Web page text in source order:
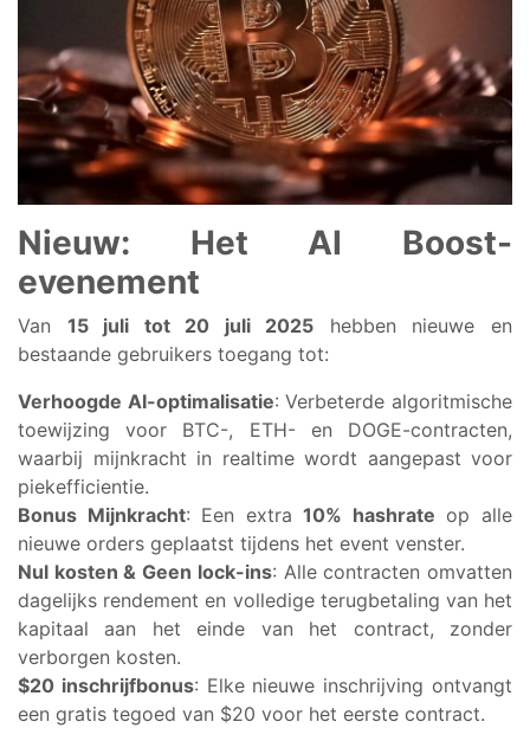
Nieuw: Het AI Boost-
evenement
Van 15 juli tot 20 juli 2025 hebben nieuwe en
bestaande gebruikers toegang tot:
Verhoogde AI-optimalisatie: Verbeterde algoritmische
toewijzing voor BTC-, ETH- en DOGE-contracten,
waarbij mijnkracht in realtime wordt aangepast voor
piekefficientie.
Bonus Mijnkracht: Een extra10% hashrate op alle
nieuwe orders geplaatst tijdens het event venster.
Nul kosten & Geen lock-ins: Alle contracten omvatten
dagelijks rendement en volledige terugbetaling van het
kapitaal aan het einde van het contract, zonder
verborgen kosten.
$20 inschrijfbonus: Elke nieuwe inschrijving ontvangt
een gratis tegoed van $20 voor het eerste contract.